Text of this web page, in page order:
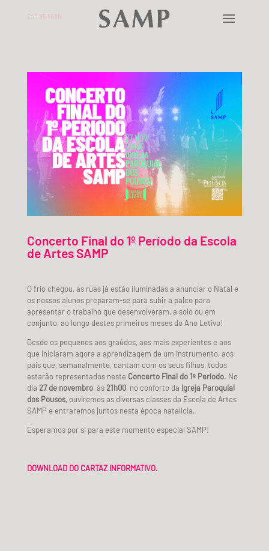
244 801 685
Concerto Final do 1º Período da Escola
de Artes SAMP
O frio chegou, as ruas já estão iluminadas a anunciar o Natal e
os nossos alunos preparam-se para subir a palco para
apresentar o trabalho que desenvolveram, a solo ou em
conjunto, ao longo destes primeiros meses do Ano Letivo!
Desde os pequenos aos graúdos, aos mais experientes e aos
que iniciaram agora a aprendizagem de um instrumento, aos
pais que, semanalmente, cantam com os seus filhos, todos
estarão representados neste Concerto Final do 1º Período. No
dia 27 de novembro, às21h00, no conforto da Igreja Paroquial
dos Pousos, ouviremos as diversas classes da Escola de Artes
SAMP e entraremos juntos nesta época natalícia.
Esperamos por si para este momento especial SAMP!
DOWNLOAD DO CARTAZ INFORMATIVO.